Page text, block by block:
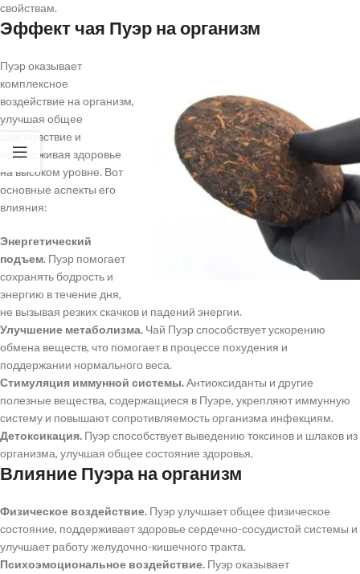
свойствам.
Эффект чая Пуэр на организм
Пуэр оказывает
комплексное
воздействие на организм,
улучшая общее
самочувствие и
поддерживая здоровье
на высоком уровне. Вот
основные аспекты его
влияния:
Энергетический
подъем. Пуэр помогает
сохранять бодрость и
энергию в течение дня,
не вызывая резких скачков и падений энергии.
Улучшение метаболизма. Чай Пуэр способствует ускорению
обмена веществ, что помогает в процессе похудения и
поддержании нормального веса.
Стимуляция иммунной системы.Антиоксиданты и другие
полезные вещества, содержащиеся в Пуэре, укрепляют иммунную
систему и повышают сопротивляемость организма инфекциям.
Детоксикация. Пуэр способствует выведению токсинов и шлаков из
организма, улучшая общее состояние здоровья.
Влияние Пуэра на организм
Физическое воздействие. Пуэр улучшает общее физическое
состояние, поддерживает здоровье сердечно-сосудистой системы и
улучшает работу желудочно-кишечного тракта.
Психоэмоциональное воздействие. Пуэр оказывает